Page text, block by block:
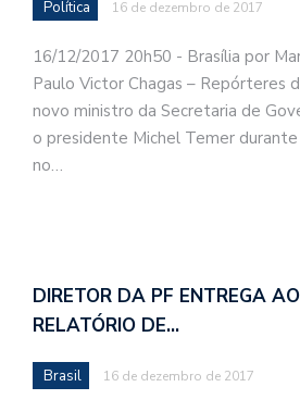
Política 16 de dezembro de 2017
16/12/2017 20h50 - Brasília por
Paulo Victor Chagas – Repórteres
novo ministro da Secretaria de
o presidente Michel Temer
no…
DIRETOR DA PF ENTREGA
RELATÓRIO DE…
Brasil 16 de dezembro de 2017